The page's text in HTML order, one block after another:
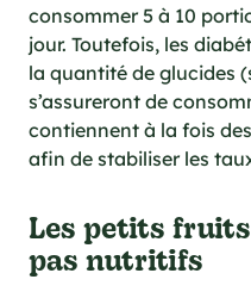
consommer 5 à 10
jour. Toutefois, les
la quantité de glucides
s’assureront de
contiennent à la fois
afin de stabiliser les
Les petits
pas nutritifs